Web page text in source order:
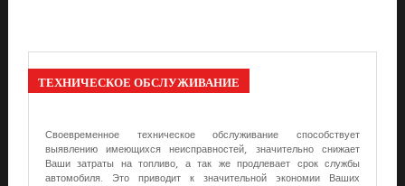
ТЕХНИЧЕСКОЕ ОБСЛУЖИВАНИЕ
Своевременное техническое обслуживание способствует
выявлению имеющихся неисправностей, значительно снижает
Ваши затраты на топливо, а так же продлевает срок службы
автомобиля. Это приводит к значительной экономии Ваших